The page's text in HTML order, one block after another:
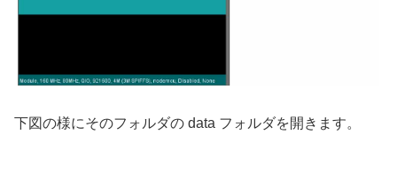
下図の様にそのフォルダの data フォルダを開きます。